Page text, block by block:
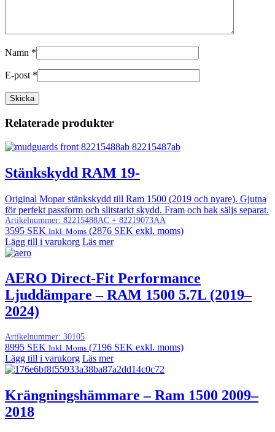
Namn *
E-post *
Relaterade produkter
Stänkskydd RAM 19-
Original Mopar stänkskydd till Ram 1500 (2019 och nyare). Gjutna
för perfekt passform och slitstarkt skydd. Fram och bak säljs separat.
Artikelnummer: 82215488AC + 82219073AA
3595 SEK Inkl. Moms (2876 SEK exkl. moms)
Lägg till i varukorg Läs mer
AERO Direct-Fit Performance
Ljuddämpare – RAM 1500 5.7L (2019–
2024)
Artikelnummer: 30105
8995 SEK Inkl. Moms (7196 SEK exkl. moms)
Lägg till i varukorg Läs mer
Krängningshämmare – Ram 1500 2009–
2018